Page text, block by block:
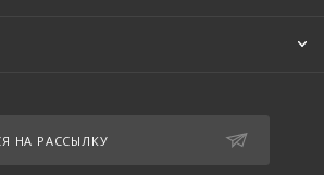
НА РАССЫЛКУ